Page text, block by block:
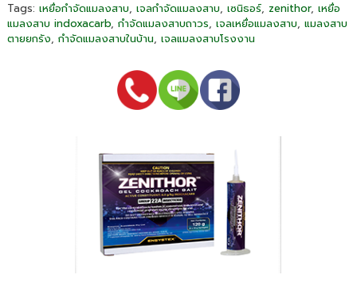
Tags: เหยื่อกำจัดแมลงสาบ, เจลกำจัดแมลงสาบ, เซนิธอร์, zenithor, เหยื่อ
แมลงสาบ indoxacarb, กำจัดแมลงสาบถาวร, เจลเหยื่อแมลงสาบ, แมลงสาบ
ตายยกรัง, กำจัดแมลงสาบในบ้าน, เจลแมลงสาบโรงงาน